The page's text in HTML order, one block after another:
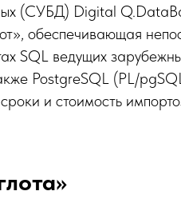
(СУБД) Digital
обеспечивающая
SQL ведущих
PostgreSQL (PL/
и стоимость